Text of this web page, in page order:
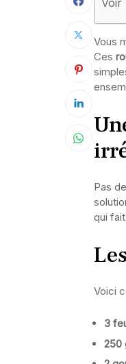
Vous
Ces
Pas
qui
Voici
3
250